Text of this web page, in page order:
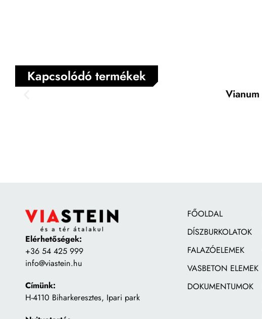
Kapcsolódó termékek
Vianum
Elérhetőségek:
+36 54 425 999
info@viastein.hu
Címünk:
H-4110 Biharkeresztes, Ipari park
FŐOLDAL
DÍSZBURKOLATOK
FALAZÓELEMEK
VASBETON ELEMEK
DOKUMENTUMOK